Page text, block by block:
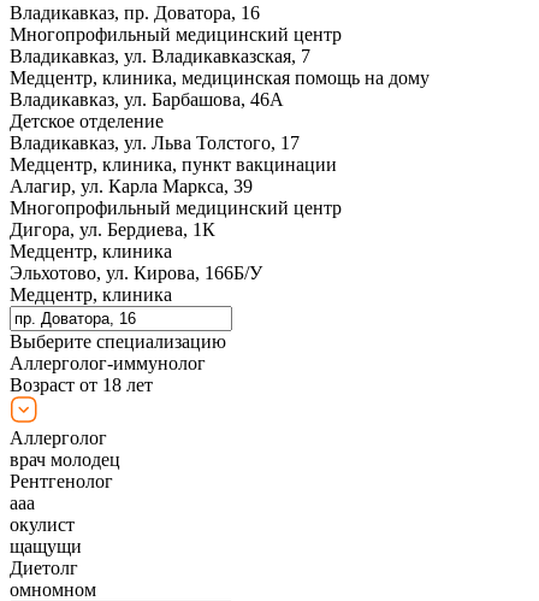
Владикавказ, пр. Доватора, 16
Многопрофильный медицинский центр
Владикавказ, ул. Владикавказская, 7
Медцентр, клиника, медицинская помощь на дому
Владикавказ, ул. Барбашова, 46А
Детское отделение
Владикавказ, ул. Льва Толстого, 17
Медцентр, клиника, пункт вакцинации
Алагир, ул. Карла Маркса, 39
Многопрофильный медицинский центр
Дигора, ул. Бердиева, 1К
Медцентр, клиника
Эльхотово, ул. Кирова, 166Б/У
Медцентр, клиника
Выберите специализацию
Аллерголог-иммунолог
Возраст от 18 лет
Аллерголог
врач молодец
Рентгенолог
ааа
окулист
щащущи
Диетолг
омномном